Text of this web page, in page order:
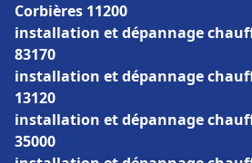
Corbières 11200
installation et dépannage
83170
installation et dépannage
13120
installation et dépannage
35000